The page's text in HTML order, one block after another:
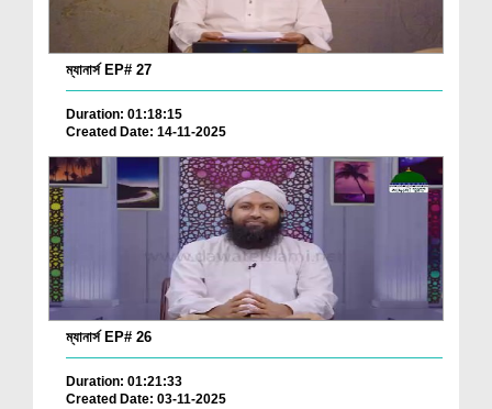
ম্যানার্স EP# 27
Duration: 01:18:15
Created Date: 14-11-2025
ম্যানার্স EP# 26
Duration: 01:21:33
Created Date: 03-11-2025